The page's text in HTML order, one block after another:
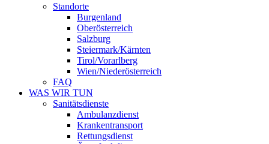
Standorte
Burgenland
Oberösterreich
Salzburg
Steiermark/Kärnten
Tirol/Vorarlberg
Wien/Niederösterreich
FAQ
WAS WIR TUN
Sanitätsdienste
Ambulanzdienst
Krankentransport
Rettungsdienst